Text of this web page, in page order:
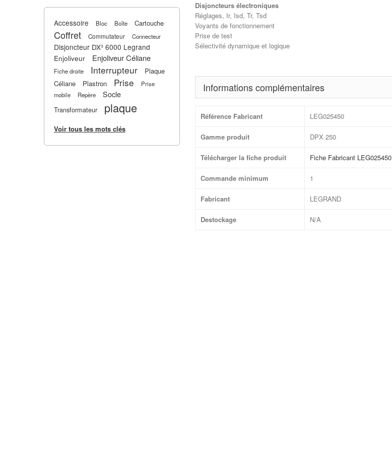
Disjoncteurs électroniques
Réglages, Ir, Isd, Tr, Tsd
Voyants de fonctionnement
Prise de test
Sélectivité dynamique et logique
Informations complémentaires
Référence Fabricant LEG025450
Gamme produit DPX 250
Télécharger la fiche produit Fiche Fabricant LEG025450
Commande minimum 1
Fabricant LEGRAND
Destockage N/A
Accessoire Bloc Boîte Cartouche
Coffret Commutateur Connecteur
Disjoncteur DX³ 6000 Legrand
Enjoliveur
Enjoliveur Céliane
Fiche droite Interrupteur
Plaque
Céliane
Plastron Prise
Prise
mobile
Repère Socle
Transformateur plaque
Voir tous les mots clés